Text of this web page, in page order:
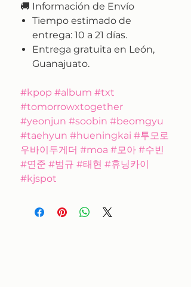
🚚 Información de Envío
Tiempo estimado de
entrega: 10 a 21 días.
Entrega gratuita en León,
Guanajuato.
#kpop #album #txt
#tomorrowxtogether
#yeonjun #soobin #beomgyu
#taehyun #hueningkai #투모로
우바이투게더 #moa #모아 #수빈
#연준 #범규 #태현 #휴닝카이
#kjspot